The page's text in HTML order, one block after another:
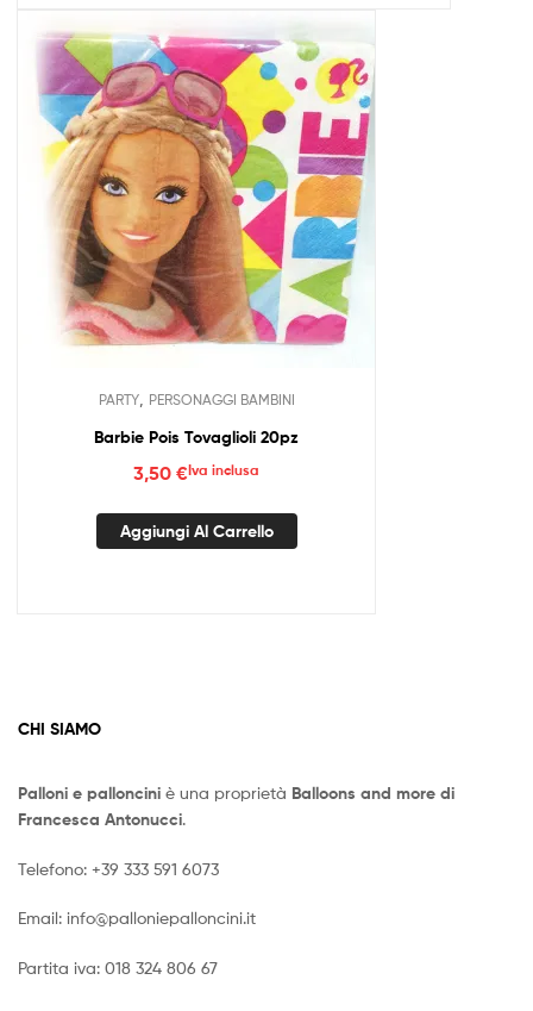
PARTY, PERSONAGGI BAMBINI
Barbie Pois Tovaglioli 20pz
3,50 €Iva inclusa
Aggiungi Al Carrello
CHI SIAMO
Palloni e palloncini è una proprietà Balloons and more di
Francesca Antonucci.
Telefono: +39 333 591 6073
Email: info@palloniepalloncini.it
Partita iva: 018 324 806 67